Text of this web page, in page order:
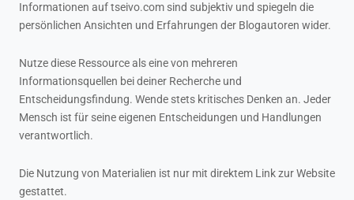
Informationen auf tseivo.com sind subjektiv und spiegeln die
persönlichen Ansichten und Erfahrungen der Blogautoren wider.
Nutze diese Ressource als eine von mehreren
Informationsquellen bei deiner Recherche und
Entscheidungsfindung. Wende stets kritisches Denken an. Jeder
Mensch ist für seine eigenen Entscheidungen und Handlungen
verantwortlich.
Die Nutzung von Materialien ist nur mit direktem Link zur Website
gestattet.